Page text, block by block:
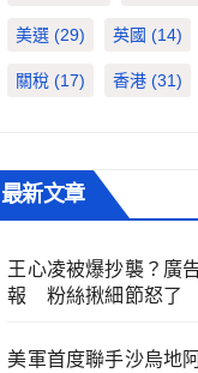
美選 (29) 英國 (14)
關稅 (17) 香港 (31)
最新文章
王心凌被爆抄襲？廣
報 粉絲揪細節怒了
美軍首度聯手沙烏地